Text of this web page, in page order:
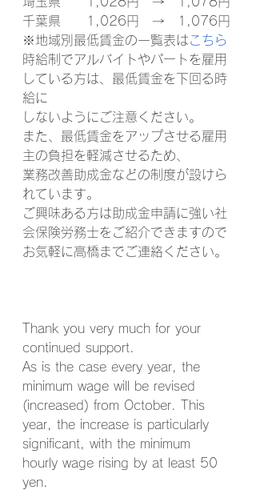
千葉県　　1,026円　→　1,076円
※地域別最低賃金の一覧表はこちら
時給制でアルバイトやパートを雇用
している方は、最低賃金を下回る時
給に
しないようにご注意ください。
また、最低賃金をアップさせる雇用
主の負担を軽減させるため、
業務改善助成金などの制度が設けら
れています。
ご興味ある方は助成金申請に強い社
会保険労務士をご紹介できますので
お気軽に高橋までご連絡ください。
Thank you very much for your
continued support.
As is the case every year, the
minimum wage will be revised
(increased) from October. This
year, the increase is particularly
significant, with the minimum
hourly wage rising by at least 50
yen.